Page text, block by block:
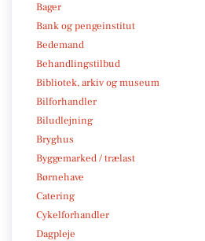
Bager
Bank og pengeinstitut
Bedemand
Behandlingstilbud
Bibliotek, arkiv og museum
Bilforhandler
Biludlejning
Bryghus
Byggemarked / trælast
Børnehave
Catering
Cykelforhandler
Dagpleje